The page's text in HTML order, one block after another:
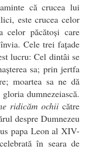
că crucea lui
este crucea celor
păcătoși care
Cele trei fațade
lucru: Cel dintâi se
sa; prin jertfa
moartea sa ne dă
dumnezeiască.
ridicăm ochii către
despre Dumnezeu
papa Leon al XIV-
în seara de